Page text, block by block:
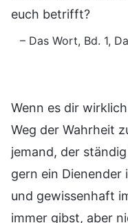
euch betrifft?
– Das Wort, Bd. 1,
Wenn es dir
Weg der Wahrheit
jemand, der
gern ein Dienender
und gewissenhaft
immer gibst, aber